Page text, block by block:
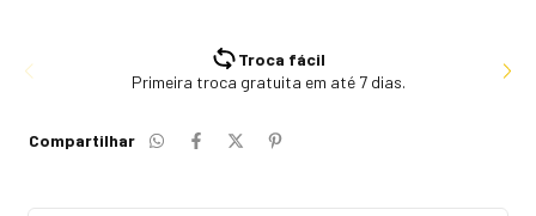
Troca fácil
Primeira troca gratuita em até 7 dias.
Compartilhar